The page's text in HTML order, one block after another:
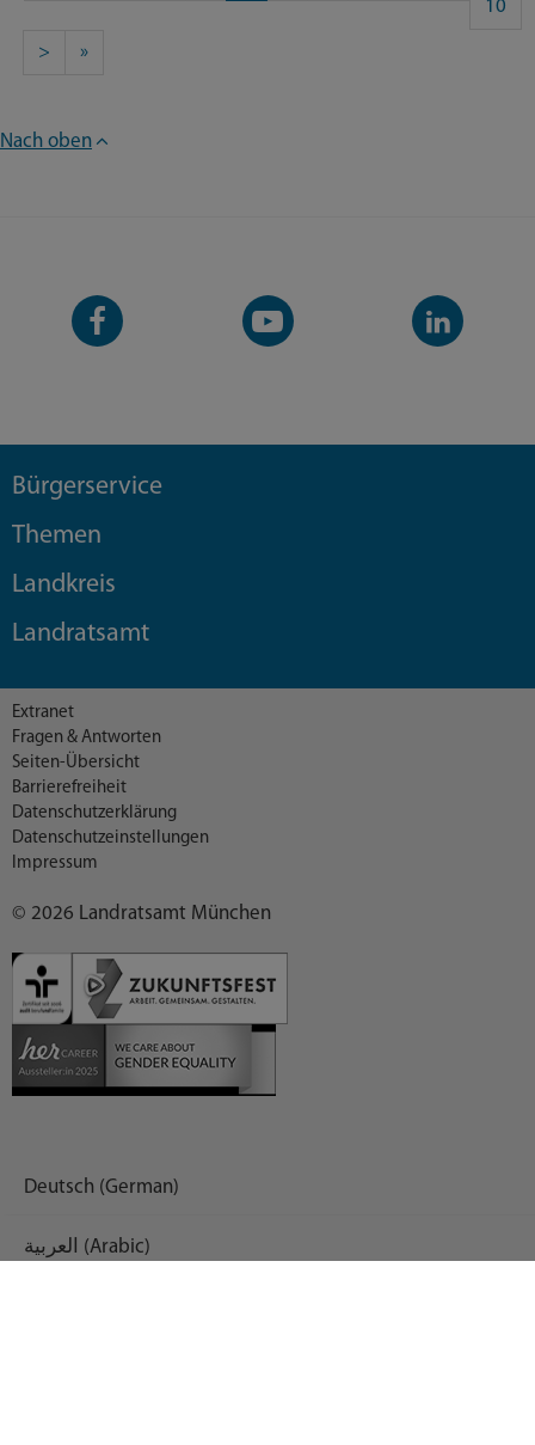
10
> »
Nach oben
Facebook-
Seite
YouTube-
Kanal
LinkedIn-
Kanal
Bürgerservice
Themen
Landkreis
Landratsamt
© 2026 Landratsamt München
Extranet
Fragen & Antworten
Seiten-Übersicht
Barrierefreiheit
Datenschutzerklärung
Datenschutzeinstellungen
Impressum
Deutsch (German)
العربية (Arabic)